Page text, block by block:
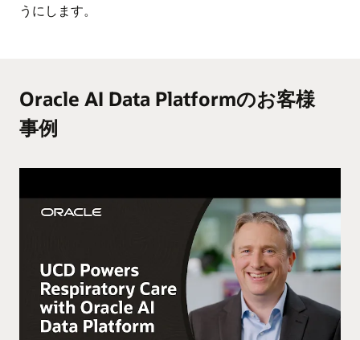
うにします。
Oracle AI Data Platformのお客様
事例